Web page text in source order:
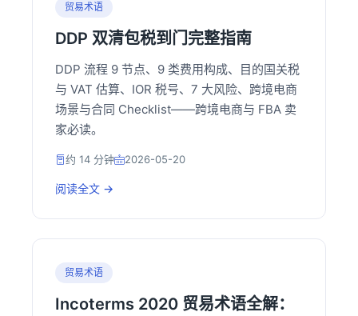
贸易术语
DDP 双清包税到门完整指南
DDP 流程 9 节点、9 类费用构成、目的国关税
与 VAT 估算、IOR 税号、7 大风险、跨境电商
场景与合同 Checklist——跨境电商与 FBA 卖
家必读。
约 14 分钟 2026-05-20
阅读全文 →
贸易术语
Incoterms 2020 贸易术语全解：